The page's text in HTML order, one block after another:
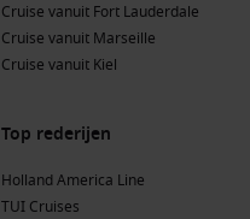
Cruise vanuit Fort Lauderdale
Cruise vanuit Marseille
Cruise vanuit Kiel
Top rederijen
Holland America Line
TUI Cruises